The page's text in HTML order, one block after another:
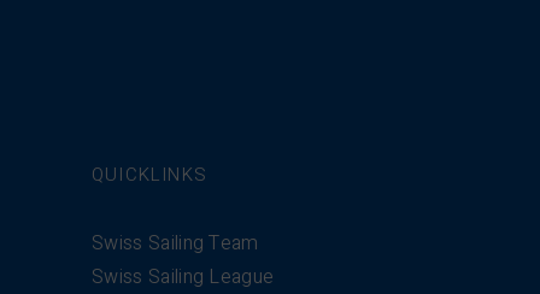
QUICKLINKS
Swiss Sailing Team
Swiss Sailing League